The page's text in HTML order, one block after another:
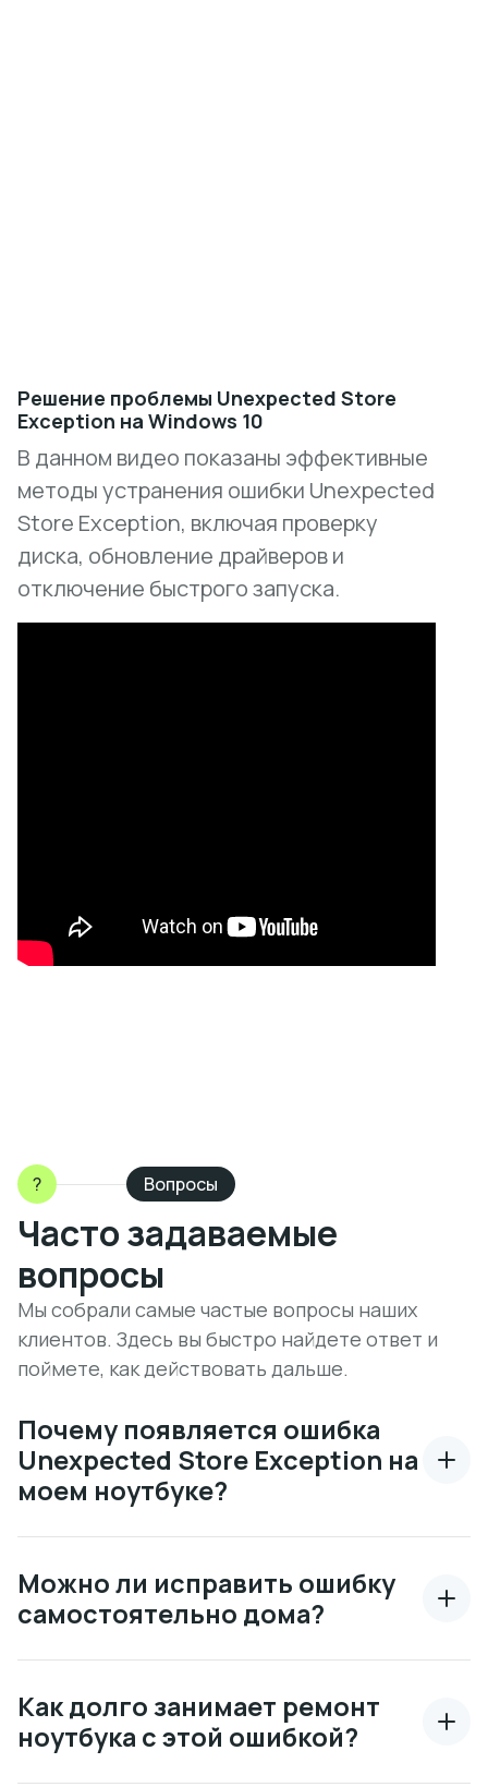
Решение проблемы Unexpected Store
Exception на Windows 10
В данном видео показаны эффективные
методы устранения ошибки Unexpected
Store Exception, включая проверку
диска, обновление драйверов и
отключение быстрого запуска.
? Вопросы
Часто задаваемые
вопросы
Мы собрали самые частые вопросы наших
клиентов. Здесь вы быстро найдете ответ и
поймете, как действовать дальше.
Почему появляется ошибка
Unexpected Store Exception на
моем ноутбуке?
Можно ли исправить ошибку
самостоятельно дома?
Как долго занимает ремонт
ноутбука с этой ошибкой?